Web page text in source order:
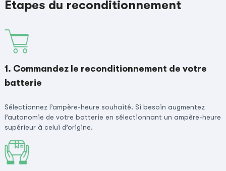
Étapes du reconditionnement
1. Commandez le reconditionnement de votre
batterie
Sélectionnez l’ampère-heure souhaité. Si besoin augmentez
l’autonomie de votre batterie en sélectionnant un ampère-heure
supérieur à celui d’origine.